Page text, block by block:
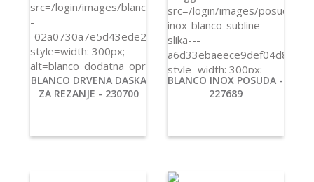
BLANCO DRVENA DASKA
ZA REZANJE - 230700
BLANCO INOX POSUDA -
227689